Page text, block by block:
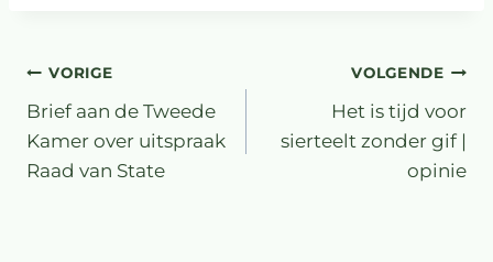
VORIGE
Brief aan de Tweede
Kamer over uitspraak
Raad van State
VOLGENDE
Het is tijd voor
sierteelt zonder gif |
opinie